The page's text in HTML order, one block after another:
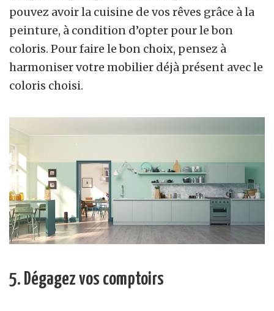
pouvez avoir la cuisine de vos rêves grâce à la
peinture, à condition d’opter pour le bon
coloris. Pour faire le bon choix, pensez à
harmoniser votre mobilier déjà présent avec le
coloris choisi.
5. Dégagez vos comptoirs